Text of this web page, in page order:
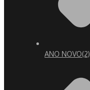
ANO NOVO(2)